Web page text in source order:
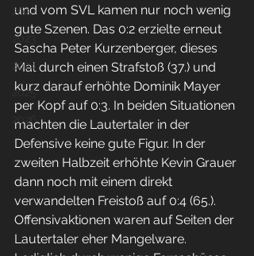
2022
2023
2024
2025
2026
und vom SVL kamen nur noch wenig
gute Szenen. Das 0:2 erzielte erneut
Sascha Peter Kurzenberger, dieses
Mal durch einen Strafstoß (37.) und
kurz darauf erhöhte Dominik Mayer
per Kopf auf 0:3. In beiden Situationen
machten die Lautertaler in der
Defensive keine gute Figur. In der
zweiten Halbzeit erhöhte Kevin Grauer
dann noch mit einem direkt
verwandelten Freistoß auf 0:4 (65.).
Offensivaktionen waren auf Seiten der
Lautertaler eher Mangelware.